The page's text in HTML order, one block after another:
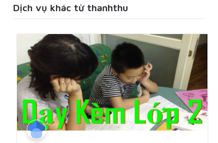
Dịch vụ khác từ thanhthu